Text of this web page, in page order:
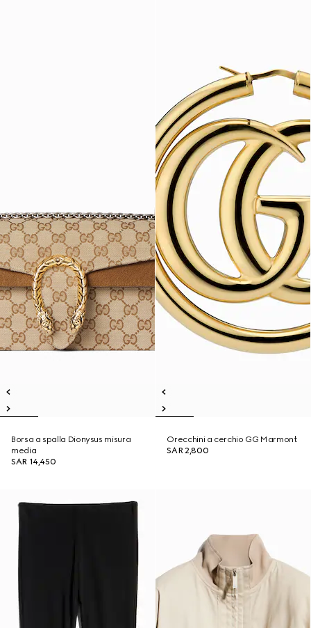
Borsa a spalla Dionysus misura
media
SAR 14,450
Orecchini a cerchio GG Marmont
SAR 2,800